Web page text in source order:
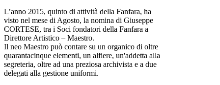
L’anno 2015, quinto di attività della Fanfara, ha
visto nel mese di Agosto, la nomina di Giuseppe
CORTESE, tra i Soci fondatori della Fanfara a
Direttore Artistico – Maestro.
Il neo Maestro può contare su un organico di oltre
quarantacinque elementi, un alfiere, un'addetta alla
segreteria, oltre ad una preziosa archivista e a due
delegati alla gestione uniformi.